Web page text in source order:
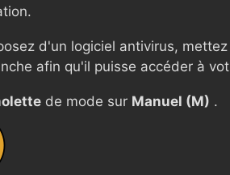
d'un logiciel antivirus,
afin qu'il puisse accéder à
de mode sur Manuel (M) .